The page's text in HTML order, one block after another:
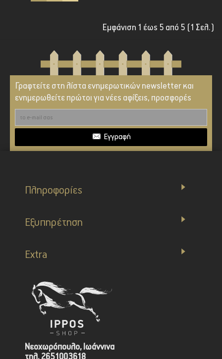
Εμφάνιση 1 έως 5 από 5 (1 Σελ.)
Γραφτείτε στη λίστα ενημερωτικών newsletter και
ενημερωθείτε πρώτοι για νέες αφίξεις, προσφορές
Εγγραφή
Πληροφορίες
Εξυπηρέτηση
Extra
Νεοχωρόπουλο, Ιωάννινα
τηλ. 2651003618